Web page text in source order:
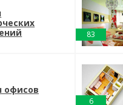
83
офисов
6